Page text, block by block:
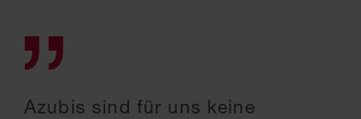
Azubis sind für uns keine